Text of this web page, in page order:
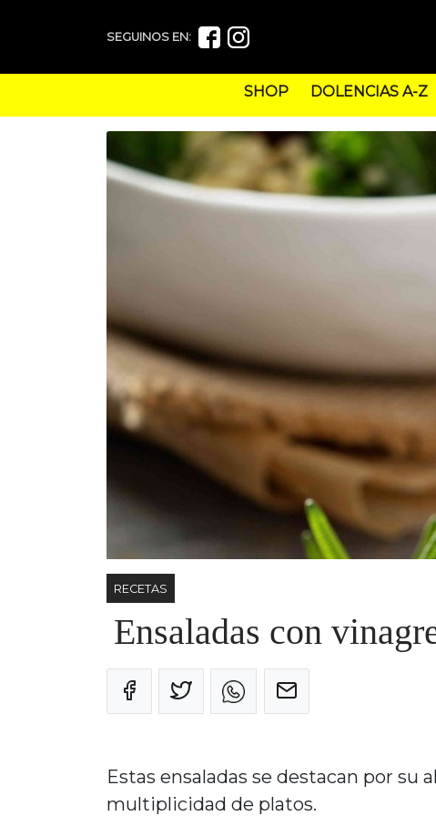
SEGUINOS EN:
SHOP DOLENCIAS A-Z
RECETAS
Ensaladas con
Estas ensaladas se destacan por su
multiplicidad de platos.